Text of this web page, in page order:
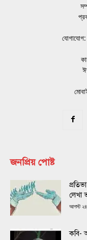
যোগাযোগ:
জনপ্রিয় পোষ্ট
লেখা
আগস্ট
কবি-